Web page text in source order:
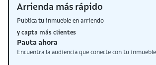
Arrienda más rápido
Publica tu inmueble en arriendo
y capta más clientes
Pauta ahora
Encuentra la audiencia que conecte con tu inmueble